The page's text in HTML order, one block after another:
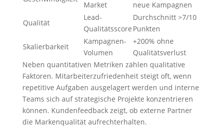
Market
neue Kampagnen
Qualität
Lead-
Qualitätsscore
Durchschnitt >7/10
Punkten
Skalierbarkeit
Kampagnen-
Volumen
+200% ohne
Qualitätsverlust
Neben quantitativen Metriken zählen qualitative
Faktoren. Mitarbeiterzufriedenheit steigt oft, wenn
repetitive Aufgaben ausgelagert werden und interne
Teams sich auf strategische Projekte konzentrieren
können. Kundenfeedback zeigt, ob externe Partner
die Markenqualität aufrechterhalten.